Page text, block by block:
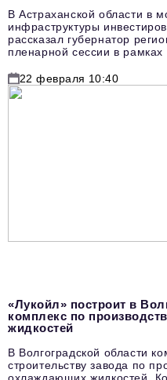
В Астраханской области в
инфраструктуры
рассказал губернатор
пленарной сессии в
22 февраля 10:40
«Лукойл» построит в
комплекс по
жидкостей
В Волгоградской области
строительству завода по
охлаждающих жидкостей.